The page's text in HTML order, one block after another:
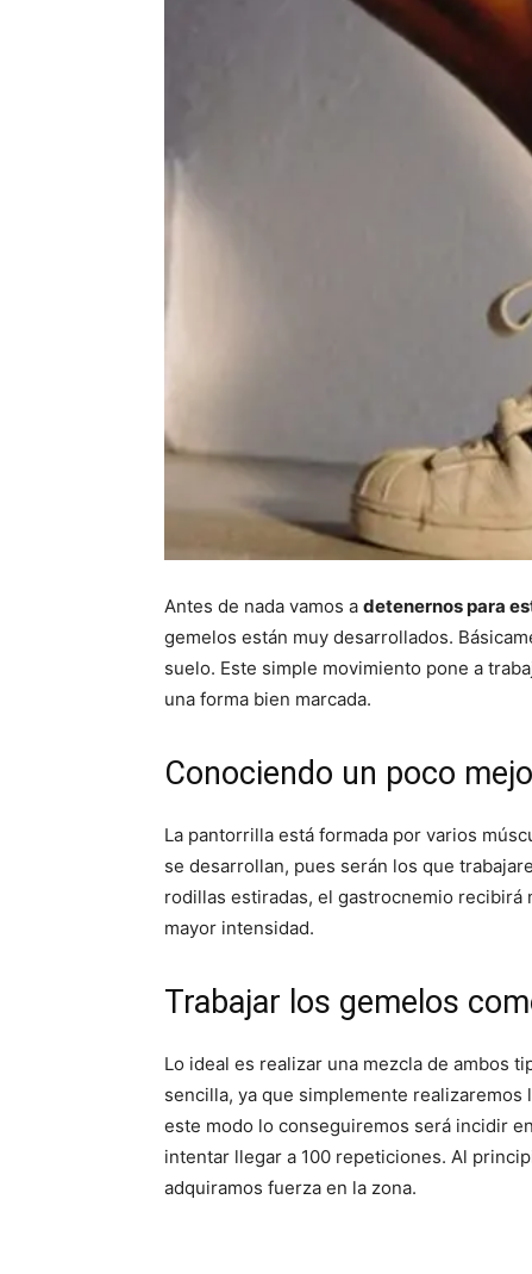
Antes de nada vamos a detenernos para
gemelos están muy desarrollados.
suelo. Este simple movimiento pone a
una forma bien marcada.
Conociendo un poco
La pantorrilla está formada por varios
se desarrollan, pues serán los que
rodillas estiradas, el gastrocnemio recibirá
mayor intensidad.
Trabajar los gemelos
Lo ideal es realizar una mezcla de ambos
sencilla, ya que simplemente
este modo lo conseguiremos será incidir
intentar llegar a 100 repeticiones. Al
adquiramos fuerza en la zona.